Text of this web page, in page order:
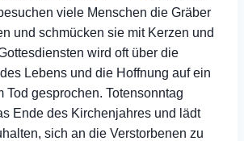
viele Menschen die Gräber
und schmücken sie mit Kerzen und
wird oft über die
Lebens und die Hoffnung auf ein
Tod gesprochen. Totensonntag
Ende des Kirchenjahres und lädt
sich an die Verstorbenen zu